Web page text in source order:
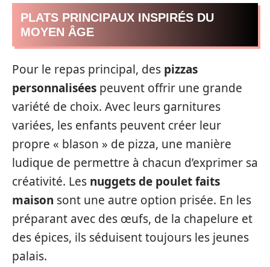
PLATS PRINCIPAUX INSPIRÉS DU
MOYEN ÂGE
Pour le repas principal, des pizzas
personnalisées peuvent offrir une grande
variété de choix. Avec leurs garnitures
variées, les enfants peuvent créer leur
propre « blason » de pizza, une manière
ludique de permettre à chacun d’exprimer sa
créativité. Les nuggets de poulet faits
maison sont une autre option prisée. En les
préparant avec des œufs, de la chapelure et
des épices, ils séduisent toujours les jeunes
palais.